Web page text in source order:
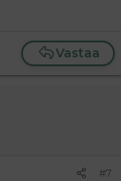
Vastaa
#7